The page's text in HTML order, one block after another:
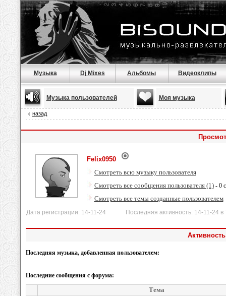
Музыка Dj Mixes Альбомы Видеоклипы
Музыка пользователей Моя музыка
назад
Felix0950
Смотреть всю музыку пользователя
Смотреть все сообщения пользователя (1)- 0
Смотреть все темы созданные пользователем
Дата регистрации: 14-11-24 Последняя активность: 14-11-24 в
Последняя музыка, добавленная пользователем:
Последние сообщения с форума:
Тема